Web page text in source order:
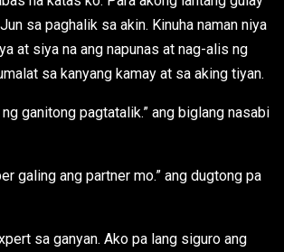
sa paghalik sa akin. Kinuha naman niya
at siya na ang napunas at nag-alis ng
sa kanyang kamay at sa aking tiyan.
ng ganitong pagtatalik.” ang biglang nasabi
galing ang partner mo.” ang dugtong pa
sa ganyan. Ako pa lang siguro ang